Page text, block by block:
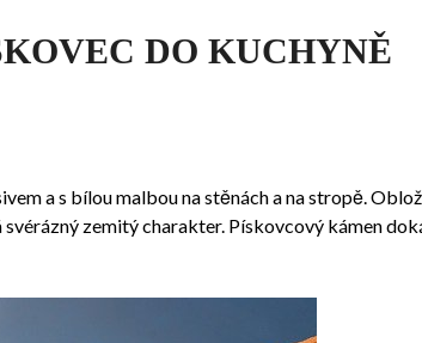
DO KUCHYNĚ
a s bílou malbou na stěnách a na stropě.
zemitý charakter. Pískovcový kámen